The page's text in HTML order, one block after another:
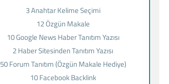
3 Anahtar Kelime Seçimi
12 Özgün Makale
10 Google News Haber Tanıtım Yazısı
2 Haber Sitesinden Tanıtım Yazısı
50 Forum Tanıtım (Özgün Makale Hediye)
10 Facebook Backlink